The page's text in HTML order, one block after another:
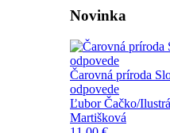
Novinka
Čarovná príroda
odpovede
Ľubor Čačko/
Martišková